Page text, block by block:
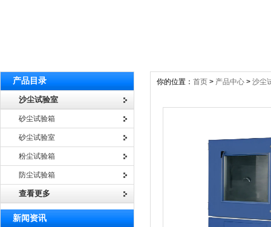
产品目录
沙尘试验室
砂尘试验箱
砂尘试验室
粉尘试验箱
防尘试验箱
查看更多
新闻资讯
你的位置： 首页 > 产品中心 > 沙尘